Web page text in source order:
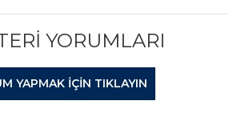
YORUMLARI
YAPMAK IÇIN TIKLAYIN